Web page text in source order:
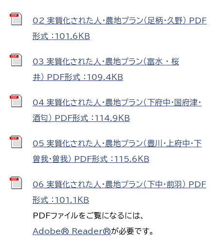
02_実質化された人・農地プラン（足柄・久野） PDF
形式 ：101.6ＫＢ
03_実質化された人・農地プラン（富水 ・ 桜
井） PDF形式 ：109.4ＫＢ
04_実質化された人・農地プラン（下府中・国府津・
酒匂） PDF形式 ：114.9ＫＢ
05_実質化された人・農地プラン（豊川・上府中・下
曽我・曽我） PDF形式 ：115.6ＫＢ
06_実質化された人・農地プラン（下中・前羽） PDF
形式 ：101.1ＫＢ
PDFファイルをご覧になるには、
Adobe® Reader®が必要です。